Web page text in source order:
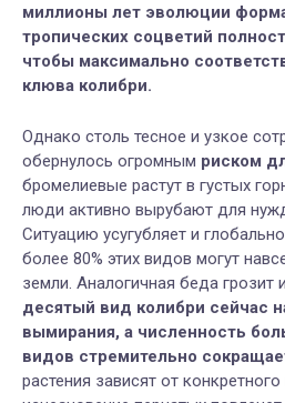
миллионы лет эволюции
тропических соцветий
чтобы максимально
клюва колибри.
Однако столь тесное и узкое
обернулось огромным риском
бромелиевые растут в густых
люди активно вырубают для
Ситуацию усугубляет и
более 80% этих видов могут
земли. Аналогичная беда грозит
десятый вид колибри сейчас
вымирания, а численность
видов стремительно
растения зависят от